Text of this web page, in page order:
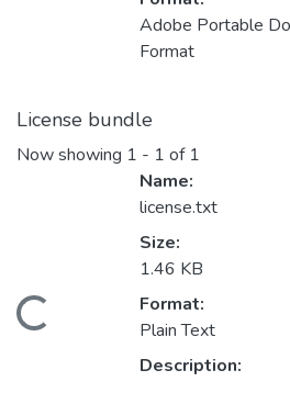
Adobe Portable
Format
License bundle
Now showing 1 - 1 of 1
Name:
license.txt
Size:
1.46 KB
Format:
Plain Text
Description: